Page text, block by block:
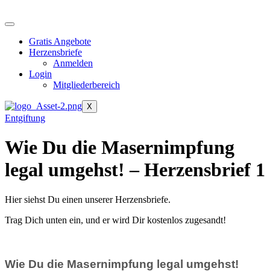
Inhalt
Gratis Angebote
Herzensbriefe
Anmelden
Login
Mitgliederbereich
X
Entgiftung
Wie Du die Masernimpfung
legal umgehst! – Herzensbrief 1
Hier siehst Du einen unserer Herzensbriefe.
Trag Dich unten ein, und er wird Dir kostenlos zugesandt!
Wie Du die Masernimpfung legal umgehst!